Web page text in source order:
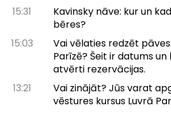
15:31
Kavinsky nāve: kur un
bēres?
15:03
Vai vēlaties redzēt
Parīzē? Šeit ir datums un
atvērti rezervācijas.
13:21
Vai zinājāt? Jūs varat
vēstures kursus Luvrā